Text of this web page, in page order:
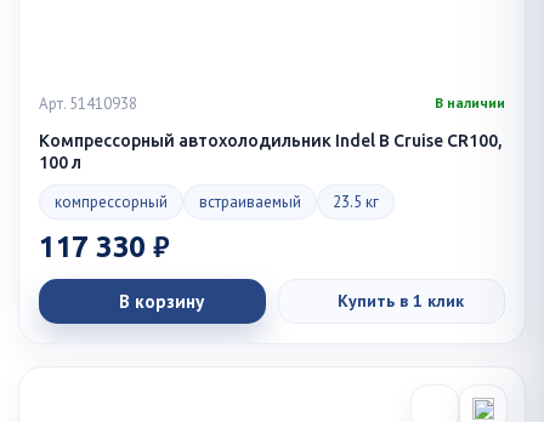
Арт. 51410938 В наличии
Компрессорный автохолодильник Indel B Cruise CR100,
100 л
компрессорный встраиваемый 23.5 кг
117 330 ₽
В корзину Купить в 1 клик